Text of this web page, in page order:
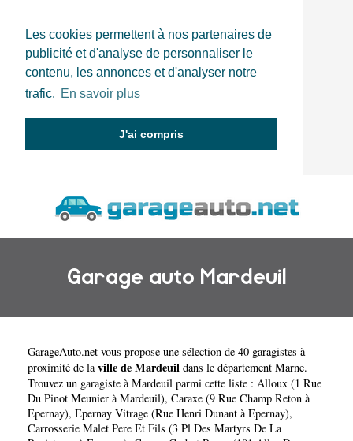
Les cookies permettent à nos partenaires de
publicité et d'analyse de personnaliser le
contenu, les annonces et d'analyser notre
trafic. En savoir plus
J'ai compris
Garage auto Mardeuil
GarageAuto.net vous propose une sélection de 40 garagistes à
proximité de laville de Mardeuil dans le département Marne.
Trouvez un garagiste à Mardeuil parmi cette liste : Alloux (1 Rue
Du Pinot Meunier à Mardeuil), Caraxe (9 Rue Champ Reton à
Epernay), Epernay Vitrage (Rue Henri Dunant à Epernay),
Carrosserie Malet Pere Et Fils (3 Pl Des Martyrs De La